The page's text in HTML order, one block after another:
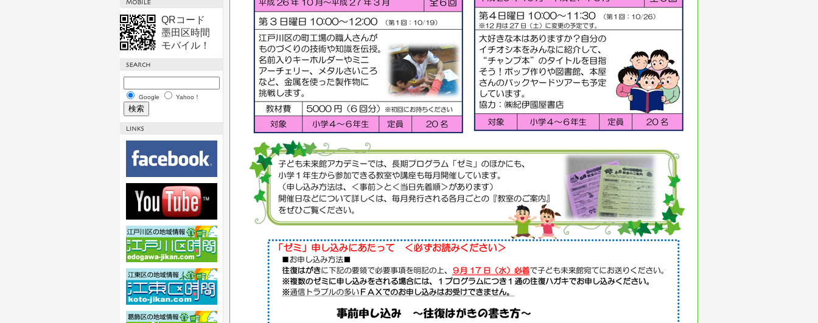
QRコード
墨田区時間
モバイル！
Google Yahoo！